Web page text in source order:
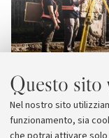
Questo sito
Nel nostro sito
funzionamento, sia